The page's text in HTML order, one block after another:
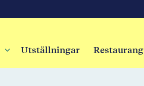
3 Utställningar Restaurang